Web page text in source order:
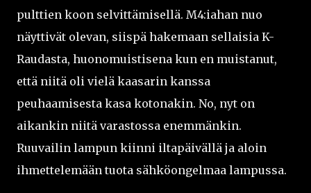
pulttien koon selvittämisellä. M4:iahan nuo
näyttivät olevan, siispä hakemaan sellaisia K-
Raudasta, huonomuistisena kun en muistanut,
että niitä oli vielä kaasarin kanssa
peuhaamisesta kasa kotonakin. No, nyt on
aikankin niitä varastossa enemmänkin.
Ruuvailin lampun kiinni iltapäivällä ja aloin
ihmettelemään tuota sähköongelmaa lampussa.